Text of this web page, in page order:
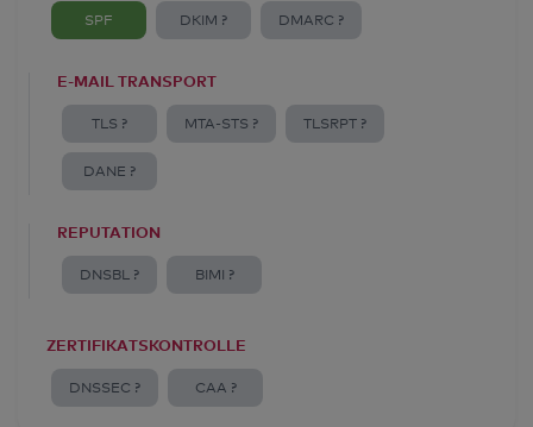
SPF DKIM ? DMARC ?
E-MAIL TRANSPORT
TLS ? MTA-STS ? TLSRPT ?
DANE ?
REPUTATION
DNSBL ? BIMI ?
ZERTIFIKATSKONTROLLE
DNSSEC ? CAA ?